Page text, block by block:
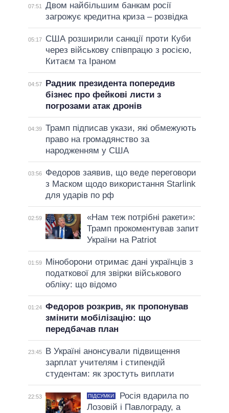
07:51
Двом найбільшим банкам росії
загрожує кредитна криза – розвідка
05:17
США розширили санкції проти Куби
через військову співпрацю з росією,
Китаєм та Іраном
04:57
Радник президента попередив
бізнес про фейкові листи з
погрозами атак дронів
04:39 Трамп підписав укази, які обмежують
право на громадянство за
народженням у США
03:56
Федоров заявив, що веде переговори
з Маском щодо використання Starlink
для ударів по рф
02:59
«Нам теж потрібні ракети»:
Трамп прокоментував запит
України на Patriot
01:59
Міноборони отримає дані українців з
податкової для звірки військового
обліку: що відомо
01:24 Федоров розкрив, як пропонував
змінити мобілізацію: що
передбачав план
23:45
В Україні анонсували підвищення
зарплат учителям і стипендій
студентам: як зростуть виплати
22:53 ПІДСУМКИ
Росія вдарила по
Лозовій і Павлограду, а